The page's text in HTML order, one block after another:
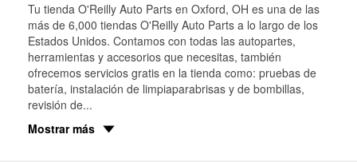
Tu tienda O'Reilly Auto Parts en Oxford, OH es una de las
más de 6,000 tiendas O'Reilly Auto Parts a lo largo de los
Estados Unidos. Contamos con todas las autopartes,
herramientas y accesorios que necesitas, también
ofrecemos servicios gratis en la tienda como: pruebas de
batería, instalación de limpiaparabrisas y de bombillas,
revisión de...
Mostrar más